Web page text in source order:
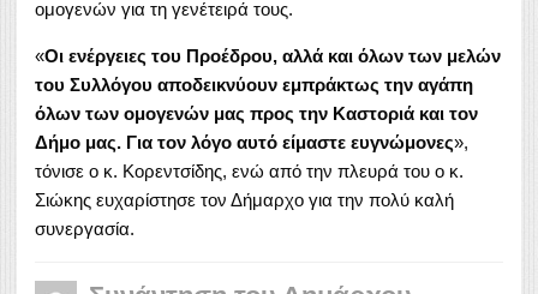
ομογενών για τη γενέτειρά τους.
«Οι ενέργειες του Προέδρου, αλλά και όλων των μελών
του Συλλόγου αποδεικνύουν εμπράκτως την αγάπη
όλων των ομογενών μας προς την Καστοριά και τον
Δήμο μας. Για τον λόγο αυτό είμαστε ευγνώμονες»,
τόνισε ο κ. Κορεντσίδης, ενώ από την πλευρά του ο κ.
Σιώκης ευχαρίστησε τον Δήμαρχο για την πολύ καλή
συνεργασία.